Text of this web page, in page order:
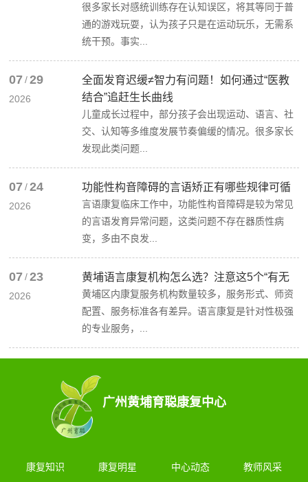
很多家长对感统训练存在认知误区，将其等同于普
通的游戏玩耍，认为孩子只是在运动玩乐，无需系
统干预。事实...
07 / 29
2026
全面发育迟缓≠智力有问题！如何通过“医教
结合”追赶生长曲线
儿童成长过程中，部分孩子会出现运动、语言、社
交、认知等多维度发展节奏偏缓的情况。很多家长
发现此类问题...
07 / 24
2026
功能性构音障碍的言语矫正有哪些规律可循
言语康复临床工作中，功能性构音障碍是较为常见
的言语发育异常问题，这类问题不存在器质性病
变，多由不良发...
07 / 23
2026
黄埔语言康复机构怎么选？注意这5个“有无
黄埔区内康复服务机构数量较多，服务形式、师资
配置、服务标准各有差异。语言康复是针对性极强
的专业服务，...
广州黄埔育聪康复中心
康复知识 康复明星 中心动态 教师风采